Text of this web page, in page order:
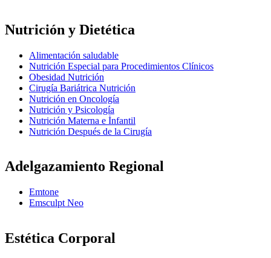
Nutrición y Dietética
Alimentación saludable
Nutrición Especial para Procedimientos Clínicos
Obesidad Nutrición
Cirugía Bariátrica Nutrición
Nutrición en Oncología
Nutrición y Psicología
Nutrición Materna e İnfantil
Nutrición Después de la Cirugía
Adelgazamiento Regional
Emtone
Emsculpt Neo
Estética Corporal